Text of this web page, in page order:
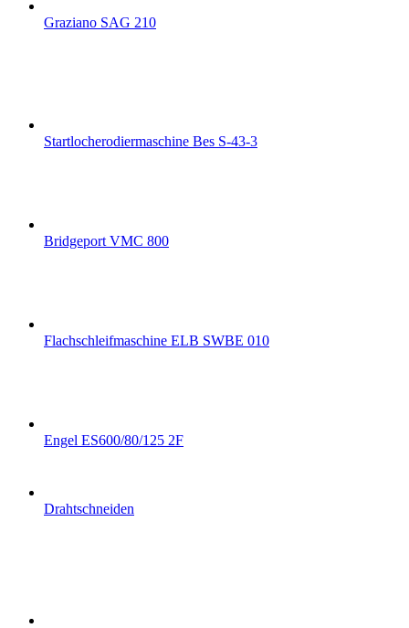
Graziano SAG 210
Startlocherodiermaschine Bes S-43-3
Bridgeport VMC 800
Flachschleifmaschine ELB SWBE 010
Engel ES600/80/125 2F
Drahtschneiden